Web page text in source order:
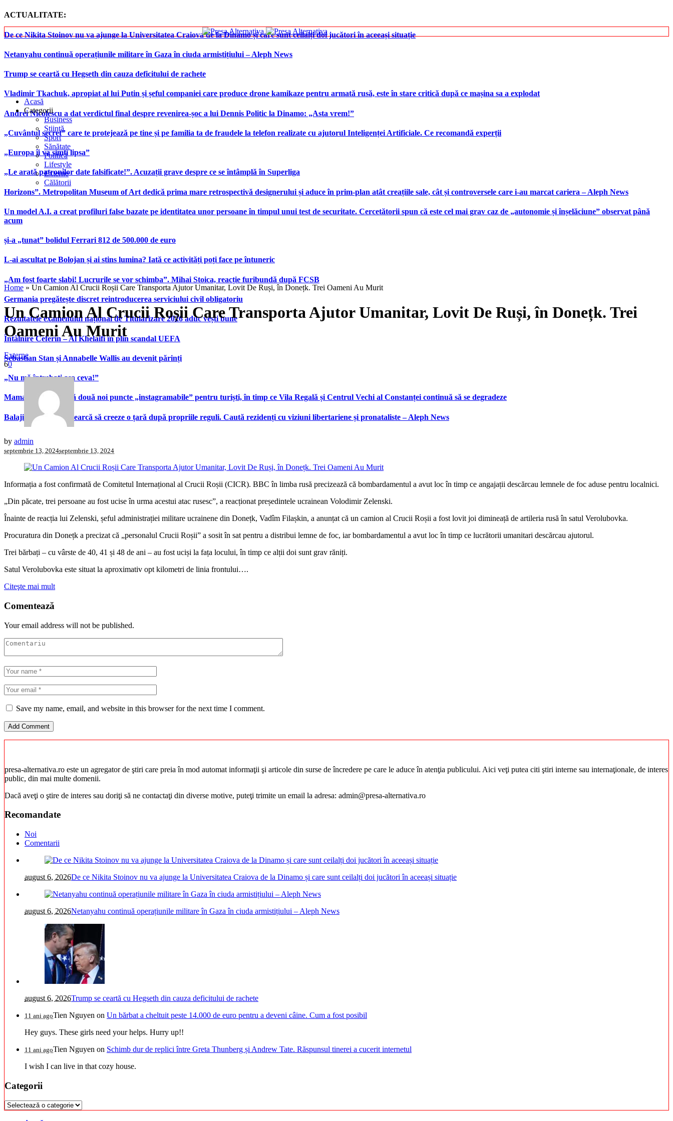
ACTUALITATE:
De ce Nikita Stoinov nu va ajunge la Universitatea Craiova de la Dinamo și care sunt ceilalți doi jucători în aceeași situație
Netanyahu continuă operațiunile militare în Gaza în ciuda armistițiului – Aleph News
Trump se ceartă cu Hegseth din cauza deficitului de rachete
Vladimir Tkachuk, apropiat al lui Putin și șeful companiei care produce drone kamikaze pentru armată rusă, este în stare critică după ce mașina sa a explodat
Andrei Nicolescu a dat verdictul final despre revenirea-șoc a lui Dennis Politic la Dinamo: „Asta vrem!”
„Cuvântul secret” care te protejează pe tine și pe familia ta de fraudele la telefon realizate cu ajutorul Inteligenței Artificiale. Ce recomandă experții
„Europa îi va simți lipsa”
„Le arată patronilor date falsificate!”. Acuzații grave despre ce se întâmplă în Superliga
Horizons”. Metropolitan Museum of Art dedică prima mare retrospectivă designerului și aduce în prim-plan atât creațiile sale, cât și controversele care i-au marcat cariera – Aleph News
Un model A.I. a creat profiluri false bazate pe identitatea unor persoane în timpul unui test de securitate. Cercetătorii spun că este cel mai grav caz de „autonomie și înșelăciune” observat până
acum
și-a „tunat” bolidul Ferrari 812 de 500.000 de euro
L-ai ascultat pe Bolojan și ai stins lumina? Iată ce activități poți face pe întuneric
„Am fost foarte slabi! Lucrurile se vor schimba”. Mihai Stoica, reacție furibundă după FCSB
Germania pregătește discret reintroducerea serviciului civil obligatoriu
Rezultatele examenului național de Titularizare 2026 aduc vești bune
Întâlnire Ceferin – Al Khelaifi în plin scandal UEFA
Sebastian Stan și Annabelle Wallis au devenit părinți
„Nu mă întrebați așa ceva!”
Mamaia inaugurează două noi puncte „instagramabile” pentru turiști, în timp ce Vila Regală și Centrul Vechi al Constanței continuă să se degradeze
Balaji Srinivasan încearcă să creeze o țară după propriile reguli. Caută rezidenți cu viziuni libertariene și pronataliste – Aleph News
Acasă
Categorii
Business
Știință
Sport
Sănătate
Politică
Lifestyle
Externe
Călătorii
Home » Un Camion Al Crucii Roșii Care Transporta Ajutor Umanitar, Lovit De Ruși, în Donețk. Trei Oameni Au Murit
Un Camion Al Crucii Roșii Care Transporta Ajutor Umanitar, Lovit De Ruși, în Donețk. Trei
Oameni Au Murit
Externe
60
by admin
septembrie 13, 2024septembrie 13, 2024
Informația a fost confirmată de Comitetul Internațional al Crucii Roșii (CICR). BBC în limba rusă precizează că bombardamentul a avut loc în timp ce angajații descărcau lemnele de foc aduse pentru localnici.
„Din păcate, trei persoane au fost ucise în urma acestui atac rusesc”, a reacționat președintele ucrainean Volodimir Zelenski.
Înainte de reacția lui Zelenski, șeful administrației militare ucrainene din Donețk, Vadîm Filașkin, a anunțat că un camion al Crucii Roșii a fost lovit joi dimineață de artileria rusă în satul Verolubovka.
Procuratura din Donețk a precizat că „personalul Crucii Roșii” a sosit în sat pentru a distribui lemne de foc, iar bombardamentul a avut loc în timp ce lucrătorii umanitari descărcau ajutorul.
Trei bărbați – cu vârste de 40, 41 și 48 de ani – au fost uciși la fața locului, în timp ce alții doi sunt grav răniți.
Satul Verolubovka este situat la aproximativ opt kilometri de linia frontului….
Citeşte mai mult
Comentează
Your email address will not be published.
Save my name, email, and website in this browser for the next time I comment.
presa-alternativa.ro este un agregator de ştiri care preia în mod automat informaţii şi articole din surse de încredere pe care le aduce în atenţia publicului. Aici veţi putea citi ştiri interne sau internaţionale, de interes
public, din mai multe domenii.
Dacă aveţi o ştire de interes sau doriţi să ne contactaţi din diverse motive, puteţi trimite un email la adresa: admin@presa-alternativa.ro
Recomandate
Noi
Comentarii
august 6, 2026De ce Nikita Stoinov nu va ajunge la Universitatea Craiova de la Dinamo și care sunt ceilalți doi jucători în aceeași situație
august 6, 2026Netanyahu continuă operațiunile militare în Gaza în ciuda armistițiului – Aleph News
august 6, 2026Trump se ceartă cu Hegseth din cauza deficitului de rachete
11 ani agoTien Nguyen on Un bărbat a cheltuit peste 14.000 de euro pentru a deveni câine. Cum a fost posibil
Hey guys. These girls need your helps. Hurry up!!
11 ani agoTien Nguyen on Schimb dur de replici între Greta Thunberg și Andrew Tate. Răspunsul tinerei a cucerit internetul
I wish I can live in that cozy house.
Categorii
Categorii